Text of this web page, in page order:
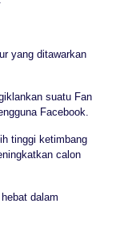
yang ditawarkan
suatu Fan
Facebook.
tinggi ketimbang
calon
dalam